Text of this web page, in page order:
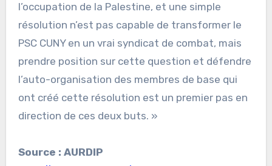
l’occupation de la Palestine, et une simple
résolution n’est pas capable de transformer le
PSC CUNY en un vrai syndicat de combat, mais
prendre position sur cette question et défendre
l’auto-organisation des membres de base qui
ont créé cette résolution est un premier pas en
direction de ces deux buts. »
Source : AURDIP